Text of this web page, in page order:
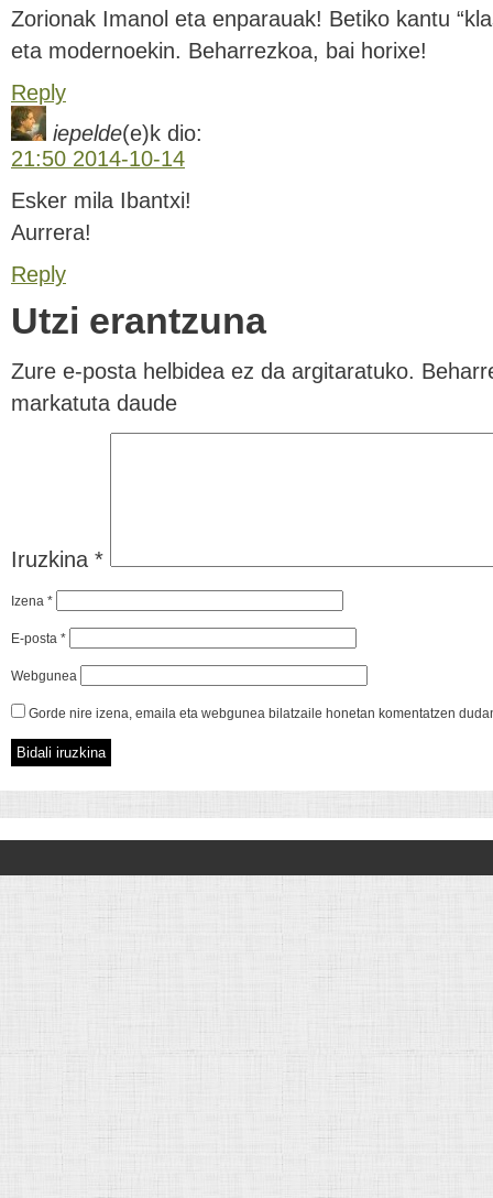
Zorionak Imanol eta enparauak! Betiko kantu
eta modernoekin. Beharrezkoa, bai horixe!
Reply
iepelde(e)k dio:
21:50 2014-10-14
Esker mila Ibantxi!
Aurrera!
Reply
Utzi erantzuna
Zure e-posta helbidea ez da argitaratuko.
markatuta daude
Iruzkina *
Izena *
E-posta *
Webgunea
Gorde nire izena, emaila eta webgunea bilatzaile honetan komentatzen